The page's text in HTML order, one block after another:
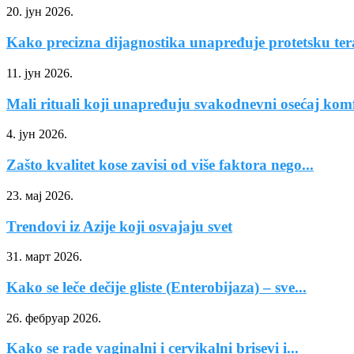
20. јун 2026.
Kako precizna dijagnostika unapređuje protetsku
11. јун 2026.
Mali rituali koji unapređuju svakodnevni osećaj
4. јун 2026.
Zašto kvalitet kose zavisi od više faktora nego...
23. мај 2026.
Trendovi iz Azije koji osvajaju svet
31. март 2026.
Kako se leče dečije gliste (Enterobijaza) – sve...
26. фебруар 2026.
Kako se rade vaginalni i cervikalni brisevi i...